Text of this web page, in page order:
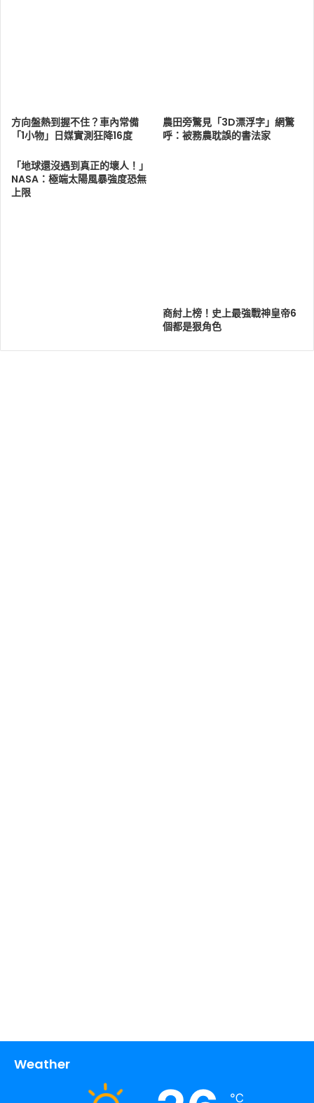
方向盤熱到握不住？車內常備
「1小物」日媒實測狂降16度
農田旁驚見「3D漂浮字」網驚
呼：被務農耽誤的書法家
「地球還沒遇到真正的壞人！」
NASA：極端太陽風暴強度恐無
上限
商紂上榜！史上最強戰神皇帝6
個都是狠角色
Weather
℃